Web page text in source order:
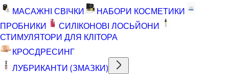
МАСАЖНІ СВІЧКИ
НАБОРИ КОСМЕТИКИ
ПРОБНИКИ
СИЛІКОНОВІ ЛОСЬЙОНИ
СТИМУЛЯТОРИ ДЛЯ КЛІТОРА
КРОСДРЕСИНГ
ЛУБРИКАНТИ (ЗМАЗКИ)